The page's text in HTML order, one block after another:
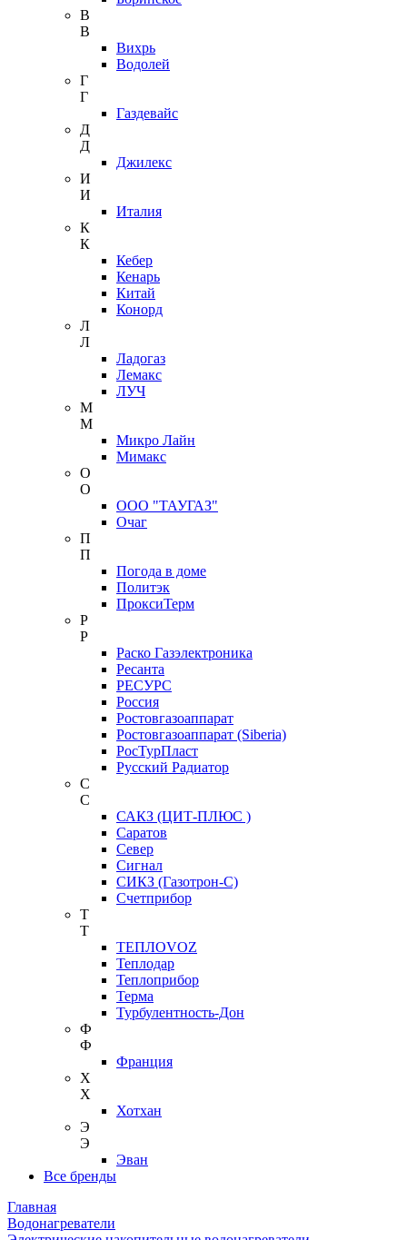
В
В
Вихрь
Водолей
Г
Г
Газдевайс
Д
Д
Джилекс
И
И
Италия
К
К
Кебер
Кенарь
Китай
Конорд
Л
Л
Ладогаз
Лемакс
ЛУЧ
М
М
Микро Лайн
Мимакс
О
О
ООО "ТАУГАЗ"
Очаг
П
П
Погода в доме
Политэк
ПроксиТерм
Р
Р
Раско Газэлектроника
Ресанта
РЕСУРС
Россия
Ростовгазоаппарат
Ростовгазоаппарат (Siberia)
РосТурПласт
Русский Радиатор
С
С
САКЗ (ЦИТ-ПЛЮС )
Саратов
Север
Сигнал
СИКЗ (Газотрон-С)
Счетприбор
Т
Т
ТЕПЛОVOZ
Теплодар
Теплоприбор
Терма
Турбулентность-Дон
Ф
Ф
Франция
Х
Х
Хотхан
Э
Э
Эван
Все бренды
Главная
Водонагреватели